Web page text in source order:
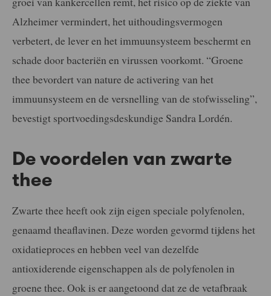
Alzheimer vermindert, het uithoudingsvermogen
verbetert, de lever en het immuunsysteem beschermt en
schade door bacteriën en virussen voorkomt. “Groene
thee bevordert van nature de activering van het
immuunsysteem en de versnelling van de stofwisseling”,
bevestigt sportvoedingsdeskundige Sandra Lordén.
De voordelen van zwarte
thee
Zwarte thee heeft ook zijn eigen speciale polyfenolen,
genaamd theaflavinen. Deze worden gevormd tijdens het
oxidatieproces en hebben veel van dezelfde
antioxiderende eigenschappen als de polyfenolen in
groene thee. Ook is er aangetoond dat ze de vetafbraak